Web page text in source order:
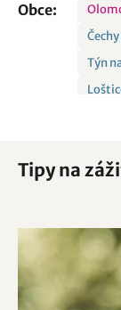
Obce:
Týn
Tipy na